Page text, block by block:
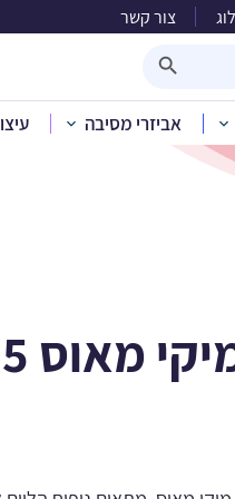
צור קשר
אביזרי מסיבה
בית»קטלוג מוצרים»
מאוס 5 יח’